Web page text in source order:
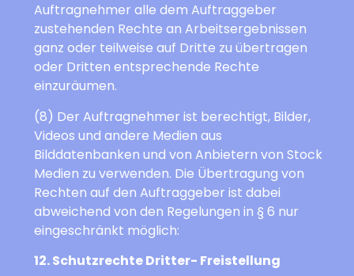
Auftragnehmer alle dem Auftraggeber
zustehenden Rechte an Arbeitsergebnissen
ganz oder teilweise auf Dritte zu übertragen
oder Dritten entsprechende Rechte
einzuräumen.
(8) Der Auftragnehmer ist berechtigt, Bilder,
Videos und andere Medien aus
Bilddatenbanken und von Anbietern von Stock
Medien zu verwenden. Die Übertragung von
Rechten auf den Auftraggeber ist dabei
abweichend von den Regelungen in § 6 nur
eingeschränkt möglich:
12. Schutzrechte Dritter- Freistellung